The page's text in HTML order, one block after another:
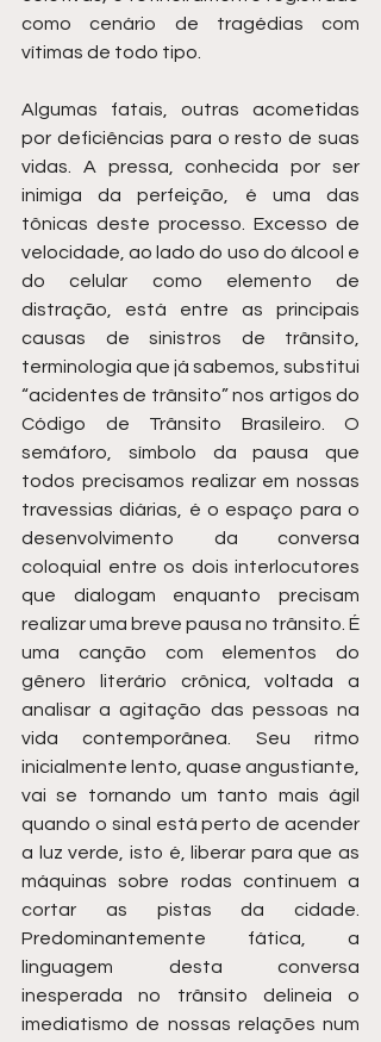
como cenário de tragédias com
vítimas de todo tipo.
Algumas fatais, outras acometidas
por deficiências para o resto de suas
vidas. A pressa, conhecida por ser
inimiga da perfeição, é uma das
tônicas deste processo. Excesso de
velocidade, ao lado do uso do álcool e
do celular como elemento de
distração, está entre as principais
causas de sinistros de trânsito,
terminologia que já sabemos, substitui
“acidentes de trânsito” nos artigos do
Código de Trânsito Brasileiro. O
semáforo, símbolo da pausa que
todos precisamos realizar em nossas
travessias diárias, é o espaço para o
desenvolvimento da conversa
coloquial entre os dois interlocutores
que dialogam enquanto precisam
realizar uma breve pausa no trânsito. É
uma canção com elementos do
gênero literário crônica, voltada a
analisar a agitação das pessoas na
vida contemporânea. Seu ritmo
inicialmente lento, quase angustiante,
vai se tornando um tanto mais ágil
quando o sinal está perto de acender
a luz verde, isto é, liberar para que as
máquinas sobre rodas continuem a
cortar as pistas da cidade.
Predominantemente fática, a
linguagem desta conversa
inesperada no trânsito delineia o
imediatismo de nossas relações num